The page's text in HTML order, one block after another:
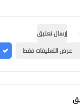
إرسال تعليق
عرض التعليقات فقط